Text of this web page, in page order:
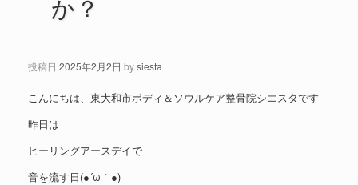
か？
投稿日 2025年2月2日 bysiesta
こんにちは、東大和市ボディ＆ソウルケア整骨院シエスタです
昨日は
ヒーリングアースデイで
音を流す日(●´ω｀●)